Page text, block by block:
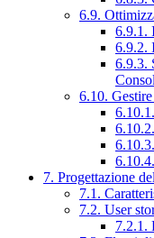
6.9.
6.9.1.
6.9.2.
6.9.3.
6.10.
7. Progettazione
7.1.
7.2. User
7.2.1.